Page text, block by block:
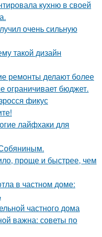
кухню в своей
очень сильную
такой дизайн
ремонты делают более
ограничивает бюджет.
фикус
лайфхаки для
проще и быстрее, чем
в частном доме:
частного дома
важна: советы по